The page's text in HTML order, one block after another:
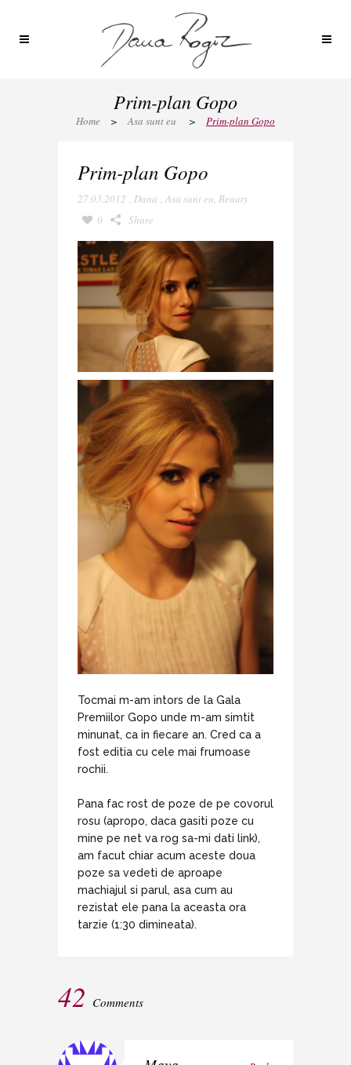
Prim-plan Gopo
Home > Asa sunt eu > Prim-plan Gopo
Prim-plan Gopo
27.03.2012 , Dana , Asa sunt eu, Beauty
0
Share
Tocmai m-am intors de la Gala
Premiilor Gopo unde m-am simtit
minunat, ca in fiecare an. Cred ca a
fost editia cu cele mai frumoase
rochii.
Pana fac rost de poze de pe covorul
rosu (apropo, daca gasiti poze cu
mine pe net va rog sa-mi dati link),
am facut chiar acum aceste doua
poze sa vedeti de aproape
machiajul si parul, asa cum au
rezistat ele pana la aceasta ora
tarzie (1:30 dimineata).
42 Comments